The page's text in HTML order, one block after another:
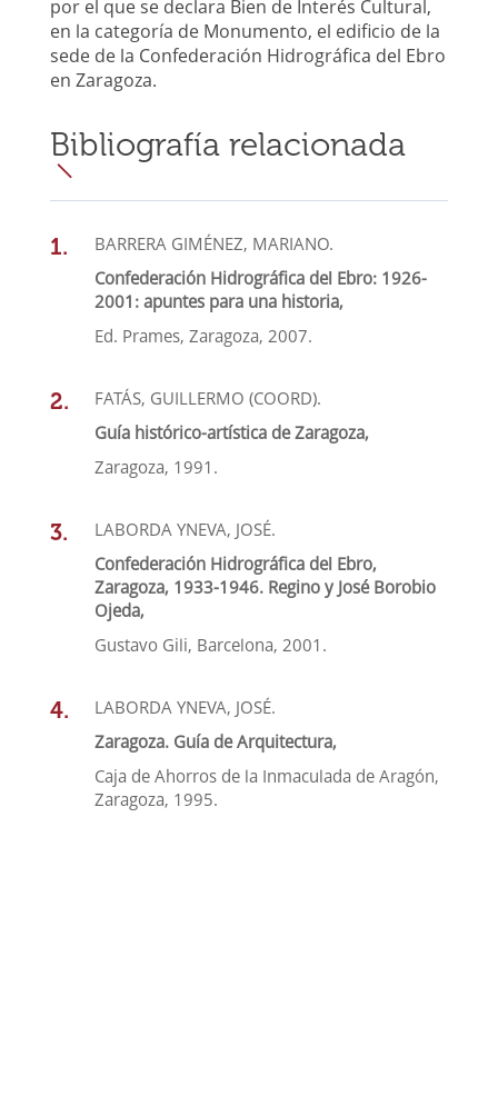
por el que se declara Bien de Interés Cultural,
en la categoría de Monumento, el edificio de la
sede de la Confederación Hidrográfica del Ebro
en Zaragoza.
Bibliografía relacionada
BARRERA GIMÉNEZ, MARIANO.
Confederación Hidrográfica del Ebro: 1926-
2001: apuntes para una historia,
Ed. Prames, Zaragoza, 2007.
FATÁS, GUILLERMO (COORD).
Guía histórico-artística de Zaragoza,
Zaragoza, 1991.
LABORDA YNEVA, JOSÉ.
Confederación Hidrográfica del Ebro,
Zaragoza, 1933-1946. Regino y José Borobio
Ojeda,
Gustavo Gili, Barcelona, 2001.
LABORDA YNEVA, JOSÉ.
Zaragoza. Guía de Arquitectura,
Caja de Ahorros de la Inmaculada de Aragón,
Zaragoza, 1995.